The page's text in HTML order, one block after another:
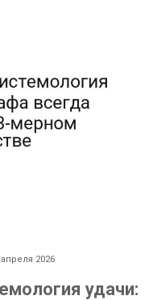
апреля 2026
удачи: